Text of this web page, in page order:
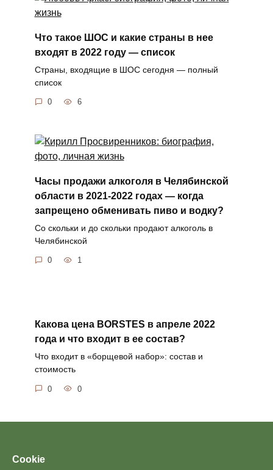
Что такое ШОС и какие страны в нее
входят в 2022 году — список
Страны, входящие в ШОС сегодня — полный
список
0 6
Часы продажи алкоголя в Челябинской
области в 2021-2022 годах — когда
запрещено обменивать пиво и водку?
Со скольки и до скольки продают алкоголь в
Челябинской
0 1
Какова цена BORSTES в апреле 2022
года и что входит в ее состав?
Что входит в «борщевой набор»: состав и
стоимость
0 0
Cookie